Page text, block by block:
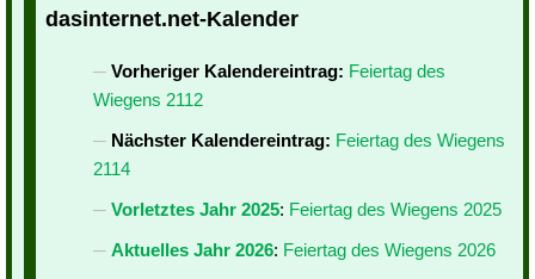
dasinternet.net-Kalender
Vorheriger Kalendereintrag: Feiertag des
Wiegens 2112
Nächster Kalendereintrag: Feiertag des Wiegens
2114
Vorletztes Jahr 2025: Feiertag des Wiegens 2025
Aktuelles Jahr 2026: Feiertag des Wiegens 2026